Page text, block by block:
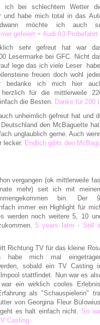
ich bei schlechtem Wetter
und habe mich total in das
möchte ich auch
gefeiert + Audi A3 Probefahrt
sehr gefreut hat war
Lesermarke bei GFC. Nicht
lege das ich viele Leser
freuen doch wohl
bedanke ich mich hier
für die mittlerweile
die Besten. Danke für 200
unheimlich gefreut hat und
den McBaguette
unglaublich gerne. Auch
lecker. Endlich gibts den
vergangen (ok mittlerweile
mehr) seit ich mit
bin. Der
immer ein Highlight für
werden noch weitere 5, 10
5 years later - Still
Richtung TV für das kleine
habe mich mal
sobald ein TV Casting
stattfindet. Nun war es
ein wirklich cooles
als "Schauspielerin"
von Georgina Fleur
es halt einfach nicht. So
Casting